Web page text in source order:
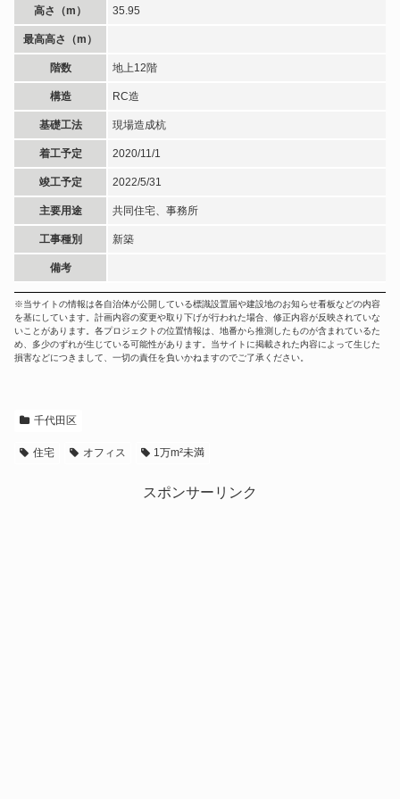
高さ（m） 35.95
最高高さ（m）
階数 地上12階
構造 RC造
基礎工法 現場造成杭
着工予定 2020/11/1
竣工予定 2022/5/31
主要用途 共同住宅、事務所
工事種別 新築
備考
※当サイトの情報は各自治体が公開している標識設置届や建設地のお知らせ看板などの内容
を基にしています。計画内容の変更や取り下げが行われた場合、修正内容が反映されていな
いことがあります。各プロジェクトの位置情報は、地番から推測したものが含まれているた
め、多少のずれが生じている可能性があります。当サイトに掲載された内容によって生じた
損害などにつきまして、一切の責任を負いかねますのでご了承ください。
千代田区
住宅 オフィス 1万m²未満
スポンサーリンク